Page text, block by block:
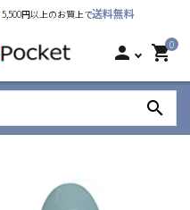
5,500円以上のお買上で送料無料
person 0
shopping_cart
search